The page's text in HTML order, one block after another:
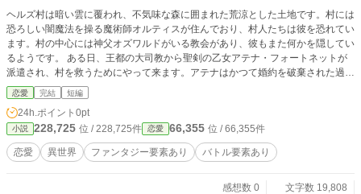
ヘルズ村は暗い雲に覆われ、不気味な森に囲まれた荒涼とした土地です。村には
恐ろしい闇魔法を操る魔術師オルティスが住んでおり、村人たちは彼を恐れてい
ます。村の中心には神父オズワルドがいる教会があり、彼もまた何かを隠してい
るようです。 ある日、王都の大司教から聖剣の乙女アテナ・フォートネットが
派遣され、村を救うためにやって来ます。アテナはかつて婚約を破棄された過去
を持ち、自らの力で生きることを決意した勇敢な少女です。 アテナは魔人をお
びき出すために森を歩き、魔人と戦いますが、負傷してしまいます。その時、オ
ルティスが現れ――
恋愛 完結 短編
24h.ポイント 0pt
小説 228,725 位 / 228,725件 恋愛 66,355 位 / 66,355件
恋愛 異世界 ファンタジー要素あり バトル要素あり
感想数 0
文字数 19,808